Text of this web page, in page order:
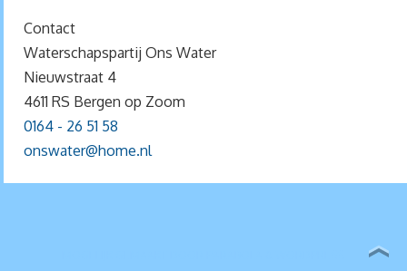
Contact
Waterschapspartij Ons Water
Nieuwstraat 4
4611 RS Bergen op Zoom
0164 - 26 51 58
onswater@home.nl